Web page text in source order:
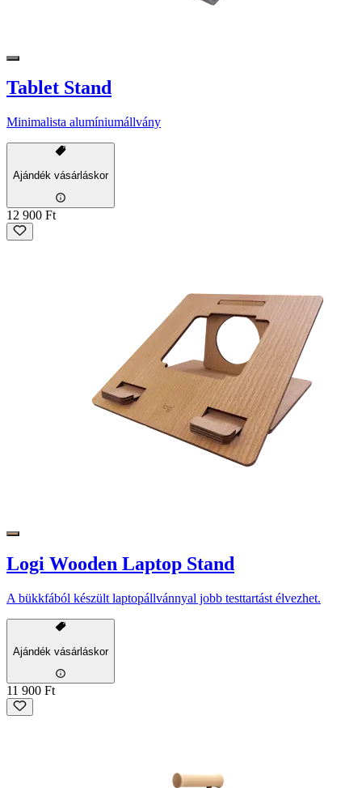
Tablet Stand
Minimalista alumíniumállvány
Ajándék vásárláskor
12 900 Ft
Logi Wooden Laptop Stand
A bükkfából készült laptopállvánnyal jobb testtartást élvezhet.
Ajándék vásárláskor
11 900 Ft